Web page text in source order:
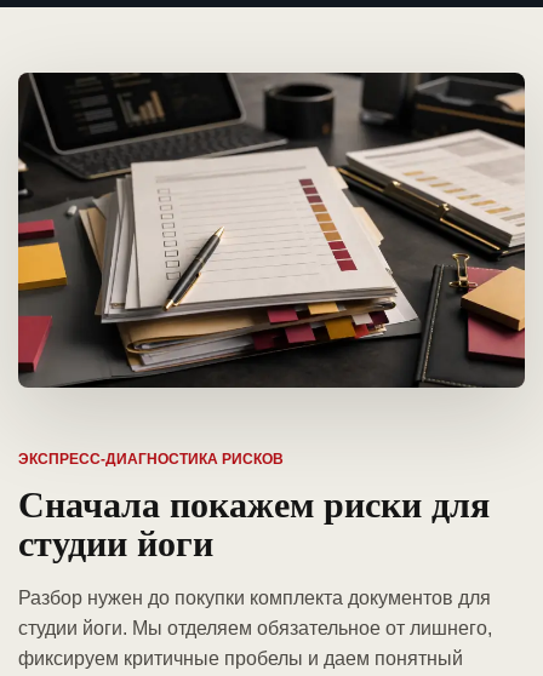
ЭКСПРЕСС-ДИАГНОСТИКА РИСКОВ
Сначала покажем риски для
студии йоги
Разбор нужен до покупки комплекта документов для
студии йоги. Мы отделяем обязательное от лишнего,
фиксируем критичные пробелы и даем понятный